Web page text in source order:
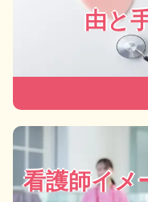
由と
看護師イメ